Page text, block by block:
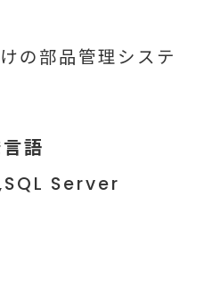
の部品管理システ
語
Server